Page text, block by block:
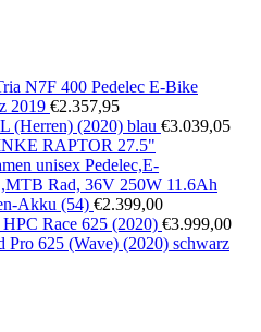
N7F 400 Pedelec E-Bike
2019 €2.357,95
(Herren) (2020) blau €3.039,05
RAPTOR 27.5"
unisex Pedelec,E-
Rad, 36V 250W 11.6Ah
Akku (54) €2.399,00
Race 625 (2020) €3.999,00
Pro 625 (Wave) (2020) schwarz